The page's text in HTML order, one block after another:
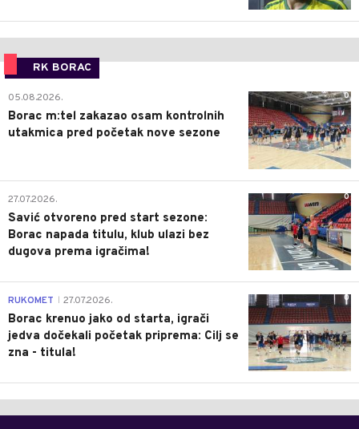
RK BORAC
0
05.08.2026.
Borac m:tel zakazao osam kontrolnih
utakmica pred početak nove sezone
0
27.07.2026.
Savić otvoreno pred start sezone:
Borac napada titulu, klub ulazi bez
dugova prema igračima!
0
RUKOMET 27.07.2026.
Borac krenuo jako od starta, igrači
jedva dočekali početak priprema: Cilj se
zna - titula!